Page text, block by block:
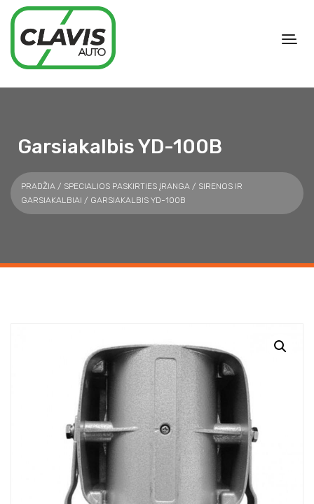
Garsiakalbis YD-100B
PRADŽIA / SPECIALIOS PASKIRTIES ĮRANGA / SIRENOS IR
GARSIAKALBIAI / GARSIAKALBIS YD-100B